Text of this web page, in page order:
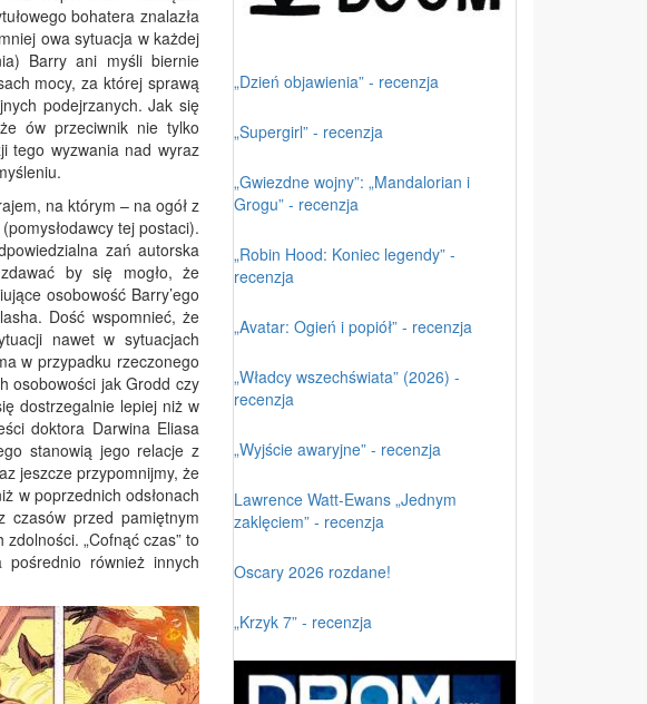
bohatera znalazła
owa sytuacja w każdej
Barry ani myśli biernie
mocy, za której sprawą
podejrzanych. Jak się
ów przeciwnik nie tylko
tego wyzwania nad wyraz
na którym – na ogół z
tej postaci).
zań autorska
by się mogło, że
osobowość Barry’ego
Dość wspomnieć, że
nawet w sytuacjach
w przypadku rzeczonego
osobowości jak Grodd czy
dostrzegalnie lepiej niż w
doktora Darwina Eliasa
stanowią jego relacje z
jeszcze przypomnijmy, że
w poprzednich odsłonach
czasów przed pamiętnym
„Cofnąć czas” to
również innych
„Dzień objawienia” - recenzja
„Supergirl” - recenzja
„Gwiezdne wojny”: „Mandalorian i
Grogu” - recenzja
„Robin Hood: Koniec legendy” -
recenzja
„Avatar: Ogień i popiół” - recenzja
„Władcy wszechświata” (2026) -
recenzja
„Wyjście awaryjne” - recenzja
Lawrence Watt-Ewans „Jednym
zaklęciem” - recenzja
Oscary 2026 rozdane!
„Krzyk 7” - recenzja